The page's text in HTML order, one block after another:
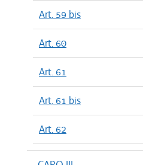
Art. 59 bis
Art. 60
Art. 61
Art. 61 bis
Art. 62